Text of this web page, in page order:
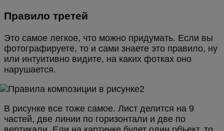
Правило третей
Это самое легкое, что можно придумать. Если вы
фотографируете, то и сами знаете это правило, ну
или интуитивно видите, на каких фотках оно
нарушается.
В рисунке все тоже самое. Лист делится на 9
частей, две линии по горизонтали и две по